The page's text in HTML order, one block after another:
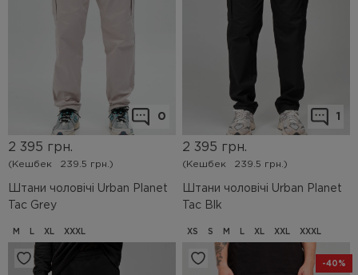
0
Штани чоловічі Urban Planet
Tac Grey
2 395 грн.
(Кешбек 239.5 грн.)
M L XL XXXL
1
Штани чоловічі Urban Planet
Tac Blk
2 395 грн.
(Кешбек 239.5 грн.)
XS S M L XL XXL XXXL
-40%